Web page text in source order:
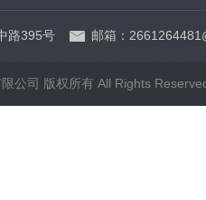
路395号 邮箱：
公司 版权所有 All Rights